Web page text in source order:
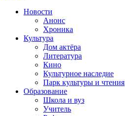
Новости
Анонс
Хроника
Культура
Дом актёра
Литература
Кино
Культурное наследие
Парк культуры и чтения
Образование
Школа и вуз
Учитель